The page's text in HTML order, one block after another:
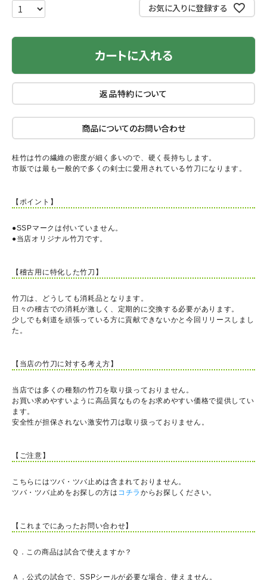
お気に入りに登録する
カートに入れる
返品特約について
商品についてのお問い合わせ
桂竹は竹の繊維の密度が細く多いので、硬く長持ちします。
市販では最も一般的で多くの剣士に愛用されている竹刀になります。
【ポイント】
●SSPマークは付いていません。
●当店オリジナル竹刀です。
【稽古用に特化した竹刀】
竹刀は、どうしても消耗品となります。
日々の稽古での消耗が激しく、定期的に交換する必要があります。
少しでも剣道を頑張っている方に貢献できないかと今回リリースしまし
た。
【当店の竹刀に対する考え方】
当店では多くの種類の竹刀を取り扱っておりません。
お買い求めやすいように高品質なものをお求めやすい価格で提供してい
ます。
安全性が担保されない激安竹刀は取り扱っておりません。
【ご注意】
こちらにはツバ・ツバ止めは含まれておりません。
ツバ・ツバ止めをお探しの方は コチラ からお探しください。
【これまでにあったお問い合わせ】
Ｑ．この商品は試合で使えますか？
Ａ．公式の試合で、SSPシールが必要な場合、使えません。